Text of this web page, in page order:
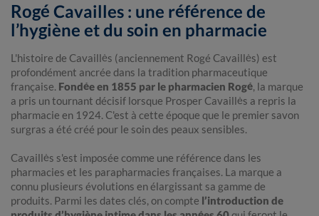
Rogé Cavailles : une référence de
l’hygiène et du soin en pharmacie
L'histoire de Cavaillès (anciennement Rogé Cavaillès) est
profondément ancrée dans la tradition pharmaceutique
française. Fondée en 1855 par le pharmacien Rogé, la marque
a pris un tournant décisif lorsque Prosper Cavaillès a repris la
pharmacie en 1924. C'est à cette époque que le premier savon
surgras a été créé pour le soin des peaux sensibles.
Cavaillès s'est imposée comme une référence dans les
pharmacies et les parapharmacies françaises. La marque a
connu plusieurs évolutions en élargissant sa gamme de
produits. Parmi les dates clés, on compte l’introduction de